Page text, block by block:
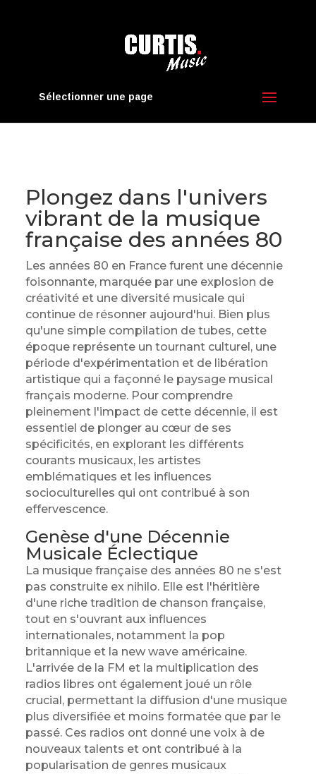
Sélectionner une page
Plongez dans l'univers
vibrant de la musique
française des années 80
Les années 80 en France furent une décennie
foisonnante, marquée par une explosion de
créativité et une diversité musicale qui
continue de résonner aujourd'hui. Bien plus
qu'une simple compilation de tubes, cette
époque représente un tournant culturel, une
période d'expérimentation et de libération
artistique qui a façonné le paysage musical
français moderne. Pour comprendre
pleinement l'impact de cette décennie, il est
essentiel de plonger au cœur de ses
spécificités, en explorant les différents
courants musicaux, les artistes
emblématiques et les influences
socioculturelles qui ont contribué à son
effervescence.
Genèse d'une Décennie
Musicale Éclectique
La musique française des années 80 ne s'est
pas construite ex nihilo. Elle est l'héritière
d'une riche tradition de chanson française,
tout en s'ouvrant aux influences
internationales, notamment la pop
britannique et la new wave américaine.
L'arrivée de la FM et la multiplication des
radios libres ont également joué un rôle
crucial, permettant la diffusion d'une musique
plus diversifiée et moins formatée que par le
passé. Ces radios ont donné une voix à de
nouveaux talents et ont contribué à la
popularisation de genres musicaux